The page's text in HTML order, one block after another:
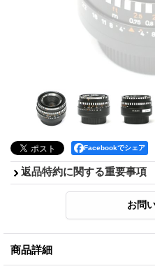
Facebookでシェア
返品特約に関する重要事項
商品詳細